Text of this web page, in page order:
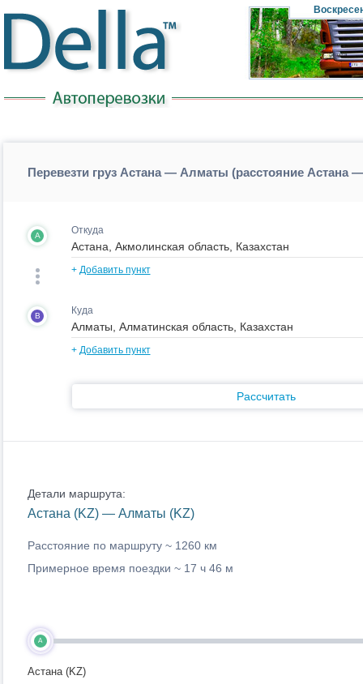
Перевезти груз Астана — Алматы (расстояние Астана
A Откуда
+ Добавить пункт
B Куда
+ Добавить пункт
Рассчитать
Детали маршрута:
Астана (KZ) — Алматы (KZ)
Расстояние по маршруту ~ 1260 км
Примерное время поездки ~ 17 ч 46 м
A
Астана (KZ)